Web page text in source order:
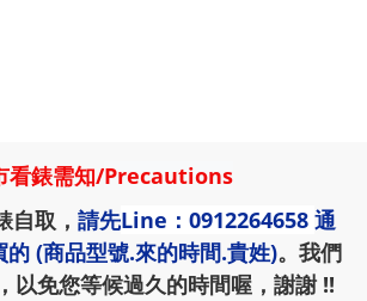
看錶需知/Precautions
自取， 請先Line：0912264658 通
(商品型號.來的時間.貴姓)。我們
以免您等候過久的時間喔，謝謝 !!